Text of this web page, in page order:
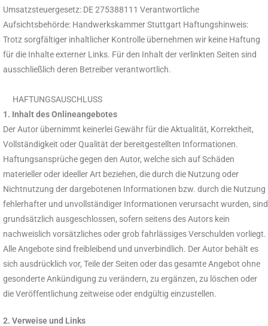
Umsatzsteuergesetz: DE 275388111 Verantwortliche
Aufsichtsbehörde: Handwerkskammer Stuttgart Haftungshinweis:
Trotz sorgfältiger inhaltlicher Kontrolle übernehmen wir keine Haftung
für die Inhalte externer Links. Für den Inhalt der verlinkten Seiten sind
ausschließlich deren Betreiber verantwortlich.
HAFTUNGSAUSCHLUSS
1. Inhalt des Onlineangebotes
Der Autor übernimmt keinerlei Gewähr für die Aktualität, Korrektheit,
Vollständigkeit oder Qualität der bereitgestellten Informationen.
Haftungsansprüche gegen den Autor, welche sich auf Schäden
materieller oder ideeller Art beziehen, die durch die Nutzung oder
Nichtnutzung der dargebotenen Informationen bzw. durch die Nutzung
fehlerhafter und unvollständiger Informationen verursacht wurden, sind
grundsätzlich ausgeschlossen, sofern seitens des Autors kein
nachweislich vorsätzliches oder grob fahrlässiges Verschulden vorliegt.
Alle Angebote sind freibleibend und unverbindlich. Der Autor behält es
sich ausdrücklich vor, Teile der Seiten oder das gesamte Angebot ohne
gesonderte Ankündigung zu verändern, zu ergänzen, zu löschen oder
die Veröffentlichung zeitweise oder endgültig einzustellen.
2. Verweise und Links